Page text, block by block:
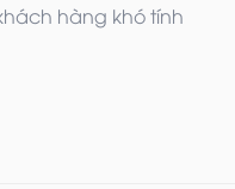
hàng khó tính